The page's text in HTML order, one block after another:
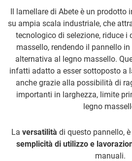
Il lamellare di Abete è un prodotto
su ampia scala industriale, che
tecnologico di selezione, riduce i
massello, rendendo il pannello
alternativa al legno massello.
infatti adatto a esser sottoposto a
anche grazie alla possibilità di
importanti in larghezza, limite
legno
La versatilità di questo pannello,
semplicità di utilizzo e
manuali.